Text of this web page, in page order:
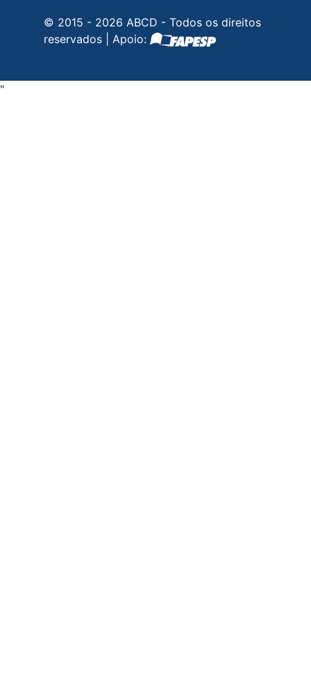
© 2015 - 2026 ABCD - Todos os direitos
reservados | Apoio:
"